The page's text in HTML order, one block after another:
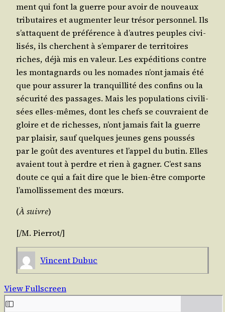
ment qui font la guerre pour avoir de nou­veaux
tri­bu­taires et aug­men­ter leur tré­sor per­son­nel. Ils
s’at­taquent de pré­fé­rence à d’autres peuples civi­
li­sés, ils cherchent à s’emparer de ter­ri­toires
riches, déjà mis en valeur. Les expé­di­tions contre
les mon­ta­gnards ou les nomades n’ont jamais été
que pour assu­rer la tran­quilli­té des confins ou la
sécu­ri­té des pas­sages. Mais les popu­la­tions civi­li­
sées elles-mêmes, dont les chefs se cou­vraient de
gloire et de richesses, n’ont jamais fait la guerre
par plai­sir, sauf quelques jeunes gens pous­sés
par le goût des aven­tures et l’ap­pel du butin. Elles
avaient tout à perdre et rien à gagner. C’est sans
doute ce qui a fait dire que le bien-être com­porte
l’a­mol­lis­se­ment des mœurs.
(À suivre)
[/​M. Pier­rot/​]
Vincent Dubuc
View Fullscreen